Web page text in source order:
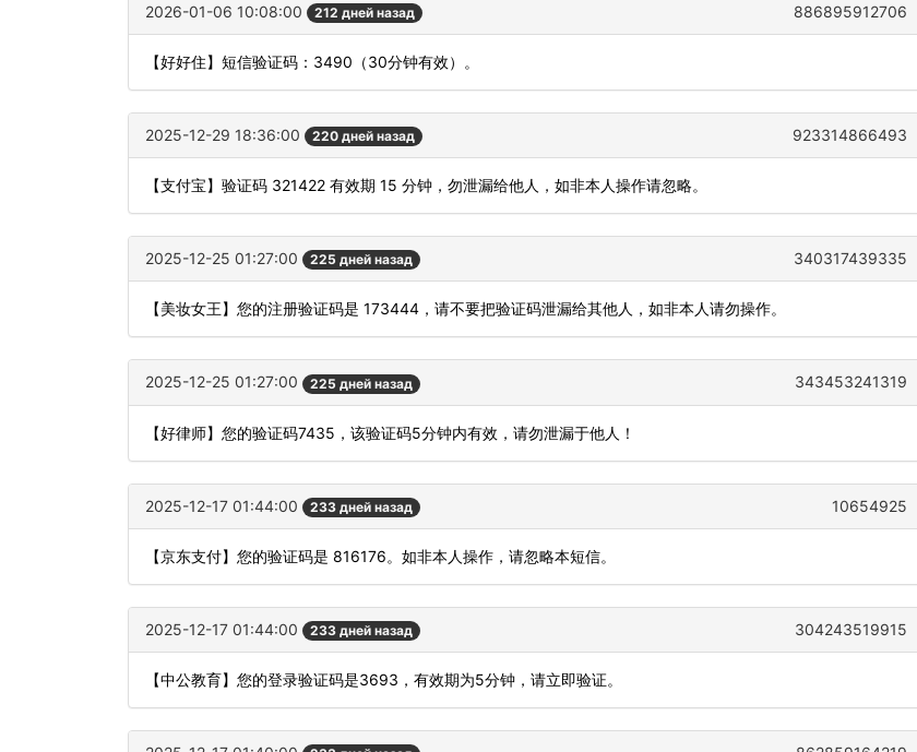
2026-01-06 10:08:00 212 дней назад 886895912706
【好好住】短信验证码：3490（30分钟有效）。
2025-12-29 18:36:00 220 дней назад 923314866493
【支付宝】验证码 321422 有效期 15 分钟，勿泄漏给他人，如非本人操作请忽略。
2025-12-25 01:27:00 225 дней назад 340317439335
【美妆女王】您的注册验证码是 173444，请不要把验证码泄漏给其他人，如非本人请勿操作。
2025-12-25 01:27:00 225 дней назад 343453241319
【好律师】您的验证码7435，该验证码5分钟内有效，请勿泄漏于他人！
2025-12-17 01:44:00 233 дней назад 10654925
【京东支付】您的验证码是 816176。如非本人操作，请忽略本短信。
2025-12-17 01:44:00 233 дней назад 304243519915
【中公教育】您的登录验证码是3693，有效期为5分钟，请立即验证。